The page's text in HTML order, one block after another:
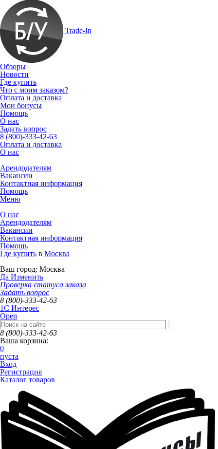
Trade-In
Обзоры
Новости
Где купить
Что с моим заказом?
Оплата и доставка
Мои бонусы
Помощь
О нас
Задать вопрос
8 (800)-333-42-63
Оплата и доставка
О нас
Арендодателям
Вакансии
Контактная информация
Помощь
Меню
О нас
Арендодателям
Вакансии
Контактная информация
Помощь
Где купить в Москва
Ваш город: Москва
Да Изменить
Проверка статуса заказа
Задать вопрос
8 (800)-333-42-63
1C Интерес
Open
8 (800)-333-42-63
Ваша корзина:
0
пуста
Вход
Регистрация
Каталог товаров